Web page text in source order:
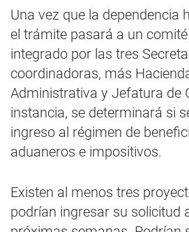
Una vez que la dependencia
el trámite pasará a un
integrado por las tres
coordinadoras, más
Administrativa y Jefatura de
instancia, se determinará si
ingreso al régimen de
aduaneros e impositivos.
Existen al menos tres
podrían ingresar su solicitud